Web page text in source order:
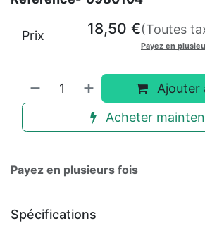
Ajouter
Acheter
Prix 18,50 €(Toutes
Payez en
Payez en plusieurs fois
Spécifications